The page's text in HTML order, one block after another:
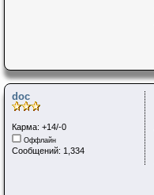
doc
Карма: +14/-0
Оффлайн
Сообщений: 1,334